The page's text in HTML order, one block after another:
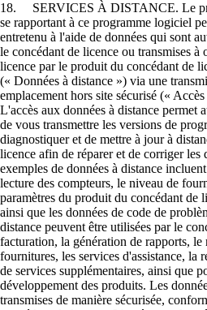
18. SERVICES À DISTANCE. Le
se rapportant à ce programme logiciel
entretenu à l'aide de données qui sont
le concédant de licence ou transmises à
licence par le produit du concédant de
(« Données à distance ») via une
emplacement hors site sécurisé («
L'accès aux données à distance permet
de vous transmettre les versions de
diagnostiquer et de mettre à jour à
licence afin de réparer et de corriger les
exemples de données à distance
lecture des compteurs, le niveau de
paramètres du produit du concédant de
ainsi que les données de code de
distance peuvent être utilisées par le
facturation, la génération de rapports, le
fournitures, les services d'assistance, la
de services supplémentaires, ainsi que
développement des produits. Les
transmises de manière sécurisée,